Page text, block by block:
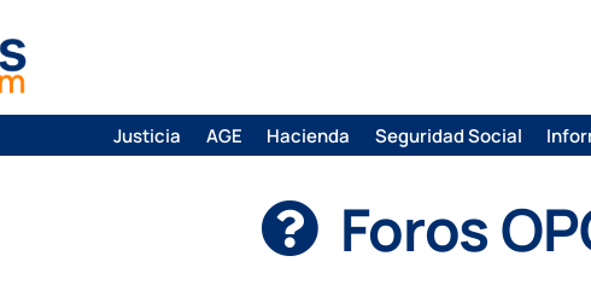
Justicia AGE Hacienda Seguridad Social
Foros